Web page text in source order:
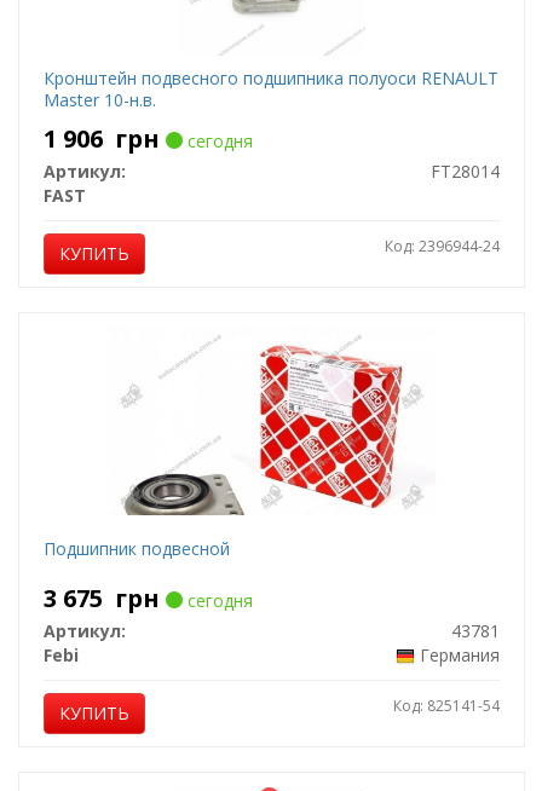
Кронштейн подвесного подшипника полуоси RENAULT
Master 10-н.в.
1 906 грн
сегодня
Артикул:
FT28014
FAST
КУПИТЬ Код: 2396944-24
Подшипник подвесной
3 675 грн
сегодня
Артикул:
43781
Febi
Германия
КУПИТЬ Код: 825141-54